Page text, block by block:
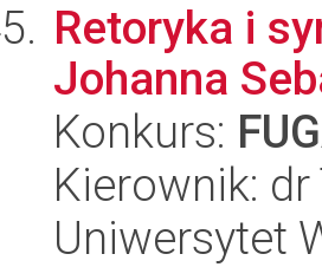
Retoryka i
Johanna
Konkurs:
Kierownik:
Uniwersytet